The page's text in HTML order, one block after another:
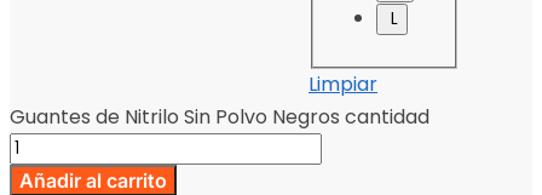
L
Limpiar
Guantes de Nitrilo Sin Polvo Negros cantidad
Añadir al carrito